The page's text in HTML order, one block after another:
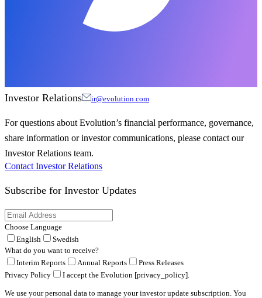
Investor Relations ir@evolution.com
For questions about Evolution’s financial performance, governance,
share information or investor communications, please contact our
Investor Relations team.
Contact Investor Relations
Subscribe for Investor Updates
Choose Language
English
Swedish
What do you want to receive?
Interim Reports
Annual Reports
Press Releases
Privacy Policy
I accept the Evolution [privacy_policy].
We use your personal data to manage your investor update subscription. You